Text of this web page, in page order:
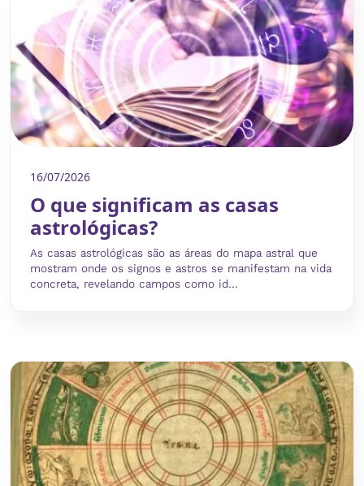
16/07/2026
O que significam as casas
astrológicas?
As casas astrológicas são as áreas do mapa astral que
mostram onde os signos e astros se manifestam na vida
concreta, revelando campos como id...